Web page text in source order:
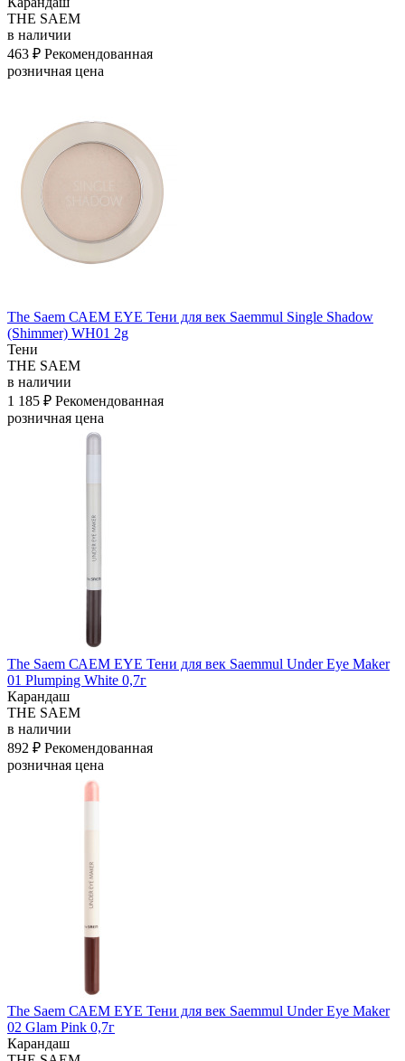
THE SAEM
в наличии
463 ₽ Рекомендованная
розничная цена
The Saem САЕМ EYE Тени для век Saemmul Single Shadow
(Shimmer) WH01 2g
Тени
THE SAEM
в наличии
1 185 ₽ Рекомендованная
розничная цена
The Saem САЕМ EYE Тени для век Saemmul Under Eye Maker
01 Plumping White 0,7г
Карандаш
THE SAEM
в наличии
892 ₽ Рекомендованная
розничная цена
The Saem САЕМ EYE Тени для век Saemmul Under Eye Maker
02 Glam Pink 0,7г
Карандаш